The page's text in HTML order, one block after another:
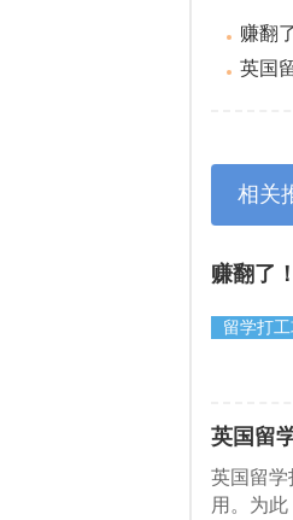
赚翻
英国
相关
赚翻了
留学打
英国留
英国留
用。为